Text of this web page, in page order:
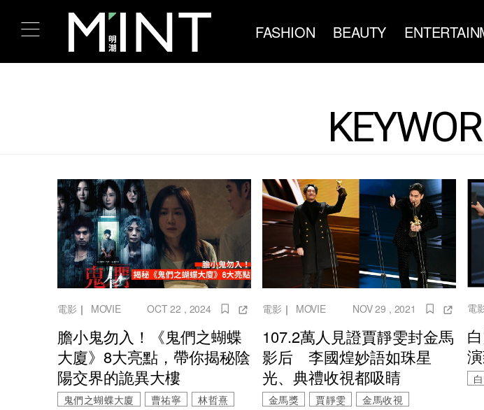
FASHION BEAUTY
電影 ｜ MOVIE OCT 22 , 2024
膽小鬼勿入！《鬼們之蝴蝶
大廈》8大亮點，帶你揭秘陰
陽交界的詭異大樓
鬼們之蝴蝶大廈 曹祐寧
林哲熹
電影 ｜ MOVIE NOV 29 , 2021
107.2萬人見證賈靜雯封金馬
影后 李國煌妙語如珠星
光、典禮收視都吸睛
金馬獎 賈靜雯
金馬收視
電